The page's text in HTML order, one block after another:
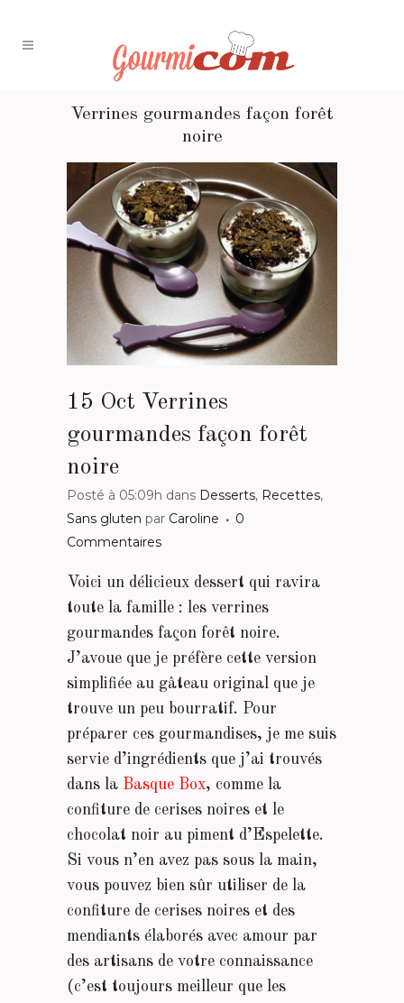
Verrines gourmandes façon forêt
noire
15 Oct Verrines
gourmandes façon forêt
noire
Posté à 05:09h dans Desserts, Recettes,
Sans gluten par Caroline
0
Commentaires
Voici un délicieux dessert qui ravira
toute la famille : les verrines
gourmandes façon forêt noire.
J’avoue que je préfère cette version
simplifiée au gâteau original que je
trouve un peu bourratif. Pour
préparer ces gourmandises, je me suis
servie d’ingrédients que j’ai trouvés
dans la Basque Box, comme la
confiture de cerises noires et le
chocolat noir au piment d’Espelette.
Si vous n’en avez pas sous la main,
vous pouvez bien sûr utiliser de la
confiture de cerises noires et des
mendiants élaborés avec amour par
des artisans de votre connaissance
(c’est toujours meilleur que les